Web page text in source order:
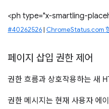
<ph type="x-smartling-
#40262526| ChromeStatus.com
페이지 삽입 권한 제어
권한 흐름과 상호작용하는 새
권한 메시지는 현재 사용자 에